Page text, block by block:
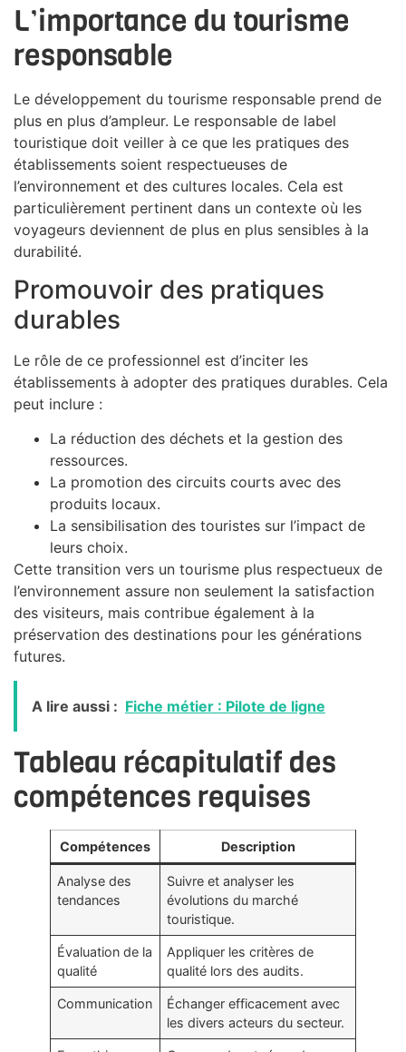
L’importance du tourisme
responsable
Le développement du tourisme responsable prend de
plus en plus d’ampleur. Le responsable de label
touristique doit veiller à ce que les pratiques des
établissements soient respectueuses de
l’environnement et des cultures locales. Cela est
particulièrement pertinent dans un contexte où les
voyageurs deviennent de plus en plus sensibles à la
durabilité.
Promouvoir des pratiques
durables
Le rôle de ce professionnel est d’inciter les
établissements à adopter des pratiques durables. Cela
peut inclure :
La réduction des déchets et la gestion des
ressources.
La promotion des circuits courts avec des
produits locaux.
La sensibilisation des touristes sur l’impact de
leurs choix.
Cette transition vers un tourisme plus respectueux de
l’environnement assure non seulement la satisfaction
des visiteurs, mais contribue également à la
préservation des destinations pour les générations
futures.
A lire aussi : Fiche métier : Pilote de ligne
Tableau récapitulatif des
compétences requises
Compétences Description
Analyse des
tendances
Suivre et analyser les
évolutions du marché
touristique.
Évaluation de la
qualité
Appliquer les critères de
qualité lors des audits.
Communication
Échanger efficacement avec
les divers acteurs du secteur.